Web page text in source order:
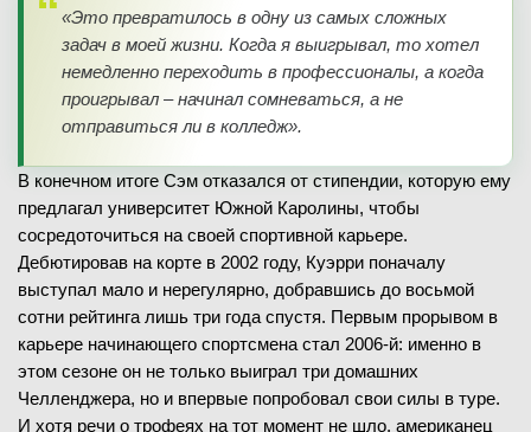
«Это превратилось в одну из самых сложных
задач в моей жизни. Когда я выигрывал, то хотел
немедленно переходить в профессионалы, а когда
проигрывал – начинал сомневаться, а не
отправиться ли в колледж».
В конечном итоге Сэм отказался от стипендии, которую ему
предлагал университет Южной Каролины, чтобы
сосредоточиться на своей спортивной карьере.
Дебютировав на корте в 2002 году, Куэрри поначалу
выступал мало и нерегулярно, добравшись до восьмой
сотни рейтинга лишь три года спустя. Первым прорывом в
карьере начинающего спортсмена стал 2006-й: именно в
этом сезоне он не только выиграл три домашних
Челленджера, но и впервые попробовал свои силы в туре.
И хотя речи о трофеях на тот момент не шло, американец